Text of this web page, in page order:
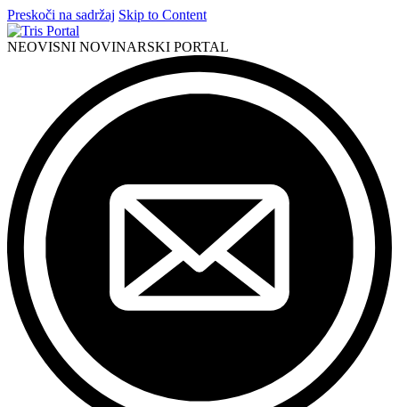
Preskoči na sadržaj Skip to Content
NEOVISNI NOVINARSKI PORTAL